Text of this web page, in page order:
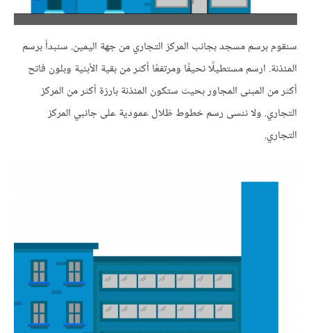
سنقوم برسم مسجد بجانب المركز التجاري من جهة اليمين. سنبدأ برسم
المئذنة. ارسم مستطيلًا نحيفًا ومرتفعًا أكثر من بقية الأبنية وبلون فاتح
أكثر من المبنى المجاور بحيث ستكون المئذنة بارزة أكثر من المركز
التجاري. ولا ننسى رسم خطوط ظلال عمودية على جانبي المركز
التجاري.